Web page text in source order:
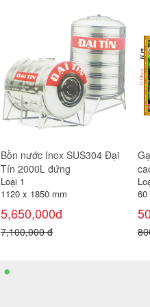
Gạch ốp tường Vitaly 30x60
W3673
Loại 1
30x60 cm ( 1 thùng 8 viên =
125,000đ